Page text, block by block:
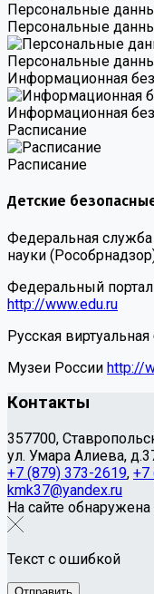
Персональные
Персональные
Персональные
Информационная
Информационная
Расписание
Расписание
Детские
Федеральная
науки
Федеральный
http://www.edu.ru
Русская
Музеи России http://
Контакты
357700,
ул. Умара Алиева,
+7 (879) 373-2619, +7
kmk37@yandex.ru
На сайте
Текст с ошибкой